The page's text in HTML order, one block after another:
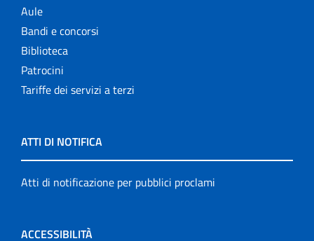
Aule
Bandi e concorsi
Biblioteca
Patrocini
Tariffe dei servizi a terzi
ATTI DI NOTIFICA
Atti di notificazione per pubblici proclami
ACCESSIBILITÀ